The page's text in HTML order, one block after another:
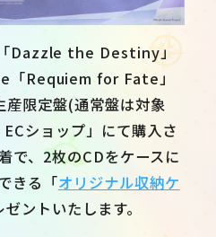
Dazzle the Destiny」
Requiem for Fate」
限定盤(通常盤は対象
ショップ」にて購入さ
で、2枚のCDをケースに
きる「オリジナル収納ケ
ントいたします。